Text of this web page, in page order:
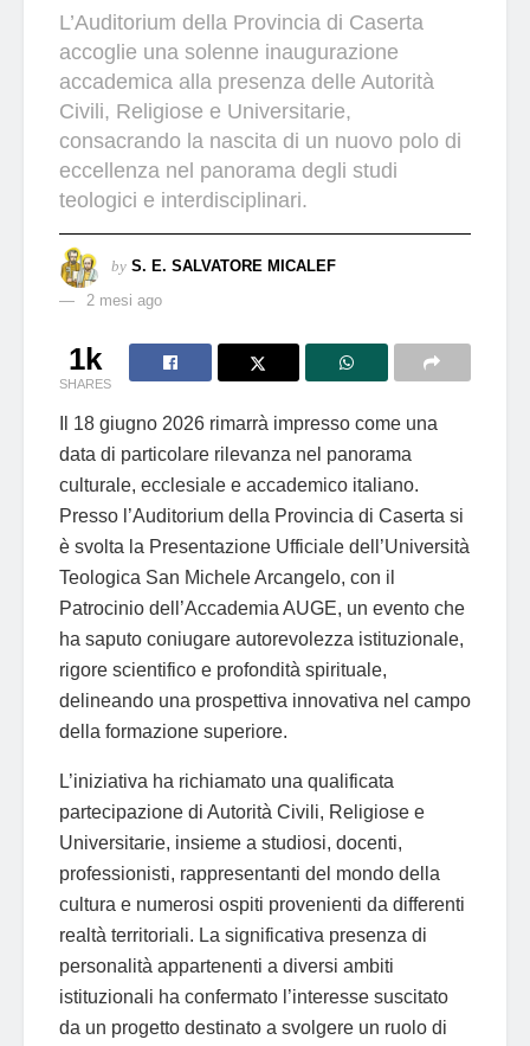
L’Auditorium della Provincia di Caserta
accoglie una solenne inaugurazione
accademica alla presenza delle Autorità
Civili, Religiose e Universitarie,
consacrando la nascita di un nuovo polo di
eccellenza nel panorama degli studi
teologici e interdisciplinari.
by S. E. SALVATORE MICALEF
2 mesi ago
1k
SHARES
Il 18 giugno 2026 rimarrà impresso come una
data di particolare rilevanza nel panorama
culturale, ecclesiale e accademico italiano.
Presso l’Auditorium della Provincia di Caserta si
è svolta la Presentazione Ufficiale dell’Università
Teologica San Michele Arcangelo, con il
Patrocinio dell’Accademia AUGE, un evento che
ha saputo coniugare autorevolezza istituzionale,
rigore scientifico e profondità spirituale,
delineando una prospettiva innovativa nel campo
della formazione superiore.
L’iniziativa ha richiamato una qualificata
partecipazione di Autorità Civili, Religiose e
Universitarie, insieme a studiosi, docenti,
professionisti, rappresentanti del mondo della
cultura e numerosi ospiti provenienti da differenti
realtà territoriali. La significativa presenza di
personalità appartenenti a diversi ambiti
istituzionali ha confermato l’interesse suscitato
da un progetto destinato a svolgere un ruolo di